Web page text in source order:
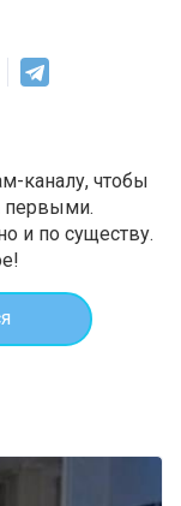
каналу, чтобы
первыми.
и по существу.